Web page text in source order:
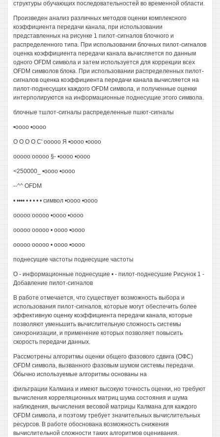
структуры обучающих последовательностей во временной области.
Произведен анализ различных методов оценки комплексного
коэффициента передачи канала, при использовании
представленных на рисунке 1 пилот-сигналов блочного и
распределенного типа. При использовании блочных пилот-сигналов
оценка коэффициента передачи канала вычисляется по данным
одного OFDM символа и затем используется для коррекции всех
OFDM символов блока. При использовании распределенных пилот-
сигналов оценка коэффициента передачи канала вычисляется на
пилот-поднесущих каждого OFDM символа, и полученные оценки
интерполируются на информационные поднесущие этого символа.
блочные тшлот-сигналы распределенные пшют-сигналы
•оооо •оооо
О О О О С' ооооо Я •оооо •оооо
ооооо ооооо §- •оооо •оооо
<250000_ •оооо •оооо
--^^ OFDM
• •••• • • • • • символ •оооо •оооо
ооооо ооооо •оооо •оооо
ооооо ооооо • оооо •оооо
ооооо ооооо • оооо •оооо
поднесущие частоты поднесущие частоты
О - информационные поднесущие • - пилот-поднесушие Рисунок 1 -
Добавление пилот-сигналов
В работе отмечается, что существует возможность выбора и
использования пилот-сигналов, которые могут обеспечить более
эффективную оценку коэффициента передачи канала, которые
позволяют уменьшить вычислительную сложность системы
синхронизации, и применение которых позволяет повысить
скорость передачи данных.
Рассмотрены алгоритмы оценки общего фазового сдвига (ОФС)
OFDM символа, вызванного фазовым шумом системы передачи.
Обычно используемые алгоритмы основаны на
фильтрации Калмаиа и имеют высокую точность оценки, но требуют
вычисления корреляционных матриц шума состояния и шума
наблюдения, вычисления весовой матрицы Калмана для каждого
OFDM символа, и поэтому требует значительных вычислительных
ресурсов. В работе обоснована возможность снижения
вычислительной сложности таких алгоритмов оценивания.